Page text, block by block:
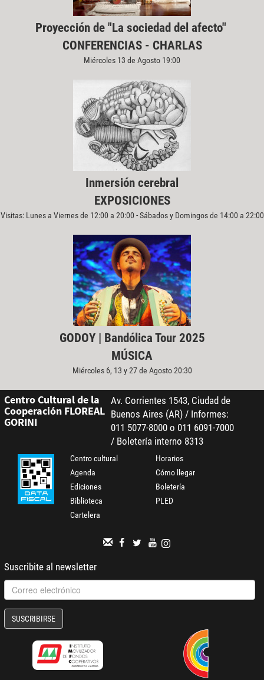
Proyección de "La sociedad del afecto"
CONFERENCIAS - CHARLAS
Miércoles 13 de Agosto 19:00
Inmersión cerebral
EXPOSICIONES
Visitas: Lunes a Viernes de 12:00 a 20:00 - Sábados y Domingos de 14:00 a 22:00
GODOY | Bandólica Tour 2025
MÚSICA
Miércoles 6, 13 y 27 de Agosto 20:30
Centro Cultural de la
Cooperación FLOREAL
GORINI
Av. Corrientes 1543, Ciudad de
Buenos Aires (AR) / Informes:
011 5077-8000 o 011 6091-7000
/ Boletería interno 8313
Centro cultural
Agenda
Ediciones
Biblioteca
Cartelera
Horarios
Cómo llegar
Boletería
PLED
Suscribite al newsletter
SUSCRIBIRSE